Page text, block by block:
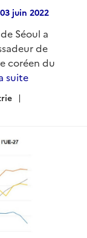
03 juin 2022
Séoul a
de
coréen du
suite